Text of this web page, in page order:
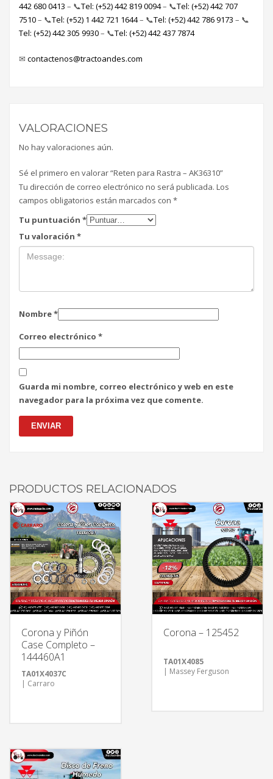
442 680 0413 – 📞Tel: (+52) 442 819 0094– 📞Tel: (+52) 442 707
7510– 📞Tel: (+52) 1 442 721 1644– 📞Tel: (+52) 442 786 9173 – 📞
Tel: (+52) 442 305 9930– 📞Tel: (+52) 442 437 7874
✉ contactenos@tractoandes.com
VALORACIONES
No hay valoraciones aún.
Sé el primero en valorar “Reten para Rastra – AK36310”
Tu dirección de correo electrónico no será publicada. Los
campos obligatorios están marcados con *
Tu puntuación *
Tu valoración *
Nombre*
Correo electrónico *
Guarda mi nombre, correo electrónico y web en este
navegador para la próxima vez que comente.
PRODUCTOS RELACIONADOS
Corona y Piñón
Case Completo –
144460A1
TA01X4037C
| Carraro
Corona – 125452
TA01X4085
| Massey Ferguson